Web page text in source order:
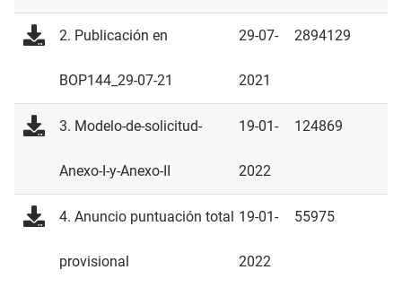
2. Publicación en
BOP144_29-07-21
29-07-
2021
2894129
3. Modelo-de-solicitud-
Anexo-I-y-Anexo-II
19-01-
2022
124869
4. Anuncio puntuación total
provisional
19-01-
2022
55975